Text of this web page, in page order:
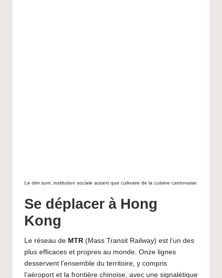
Le dim sum, institution sociale autant que culinaire de la cuisine cantonaise
Se déplacer à Hong
Kong
Le réseau de MTR (Mass Transit Railway) est l’un des
plus efficaces et propres au monde. Onze lignes
desservent l’ensemble du territoire, y compris
l’aéroport et la frontière chinoise, avec une signalétique